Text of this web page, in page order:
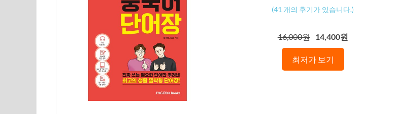
(41 개의 후기가 있습니다.)
16,000원 14,400원
최저가 보기